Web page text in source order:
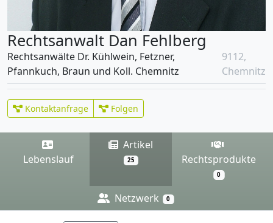
Rechtsanwalt Dan Fehlberg
Rechtsanwälte Dr. Kühlwein, Fetzner,
Pfannkuch, Braun und Koll. Chemnitz
9112,
Chemnitz
Kontaktanfrage Folgen
Lebenslauf
Artikel
25 Rechtsprodukte
0
Netzwerk 0